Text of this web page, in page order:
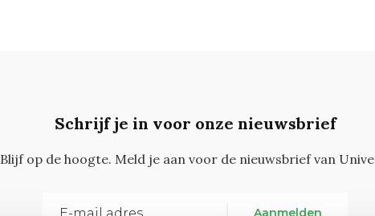
Schrijf je in voor onze nieuwsbrief
Blijf op de hoogte. Meld je aan voor de nieuwsbrief van
Aanmelden